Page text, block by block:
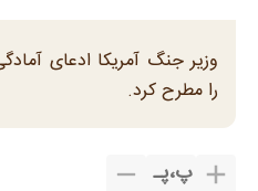
وزیر جنگ آمریکا ادعای
را مطرح کرد.
پ،پـ